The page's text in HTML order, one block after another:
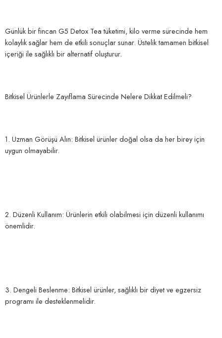
Günlük bir fincan G5 Detox Tea tüketimi, kilo verme sürecinde hem
kolaylık sağlar hem de etkili sonuçlar sunar. Üstelik tamamen bitkisel
içeriği ile sağlıklı bir alternatif oluşturur.
Bitkisel Ürünlerle Zayıflama Sürecinde Nelere Dikkat Edilmeli?
1. Uzman Görüşü Alın: Bitkisel ürünler doğal olsa da her birey için
uygun olmayabilir.
2. Düzenli Kullanım: Ürünlerin etkili olabilmesi için düzenli kullanımı
önemlidir.
3. Dengeli Beslenme: Bitkisel ürünler, sağlıklı bir diyet ve egzersiz
programı ile desteklenmelidir.